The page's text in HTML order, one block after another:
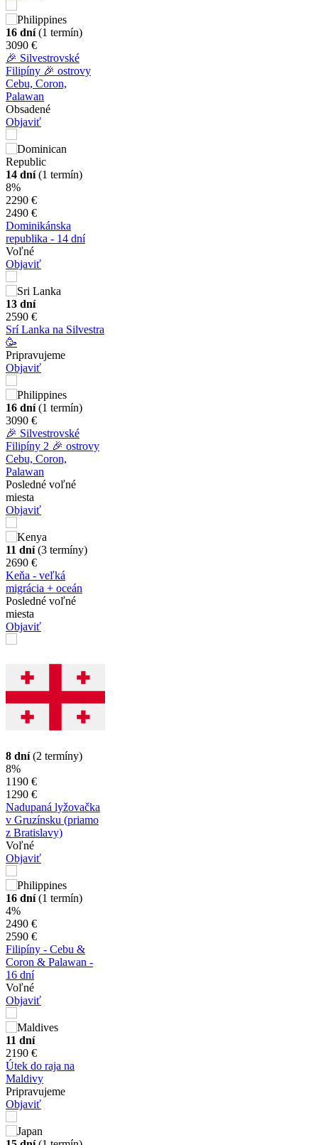
16 dní(1 termín)
3090 €
🎉 Silvestrovské
Filipíny 🎉 ostrovy
Cebu, Coron,
Palawan
Obsadené
Objaviť
14 dní(1 termín)
8%
2290 €
2490 €
Dominikánska
republika - 14 dní
Voľné
Objaviť
13 dní
2590 €
Srí Lanka na Silvestra
🥳
Pripravujeme
Objaviť
16 dní(1 termín)
3090 €
🎉 Silvestrovské
Filipíny 2 🎉 ostrovy
Cebu, Coron,
Palawan
Posledné voľné
miesta
Objaviť
11 dní(3 termíny)
2690 €
Keňa - veľká
migrácia + oceán
Posledné voľné
miesta
Objaviť
8 dní(2 termíny)
8%
1190 €
1290 €
Nadupaná lyžovačka
v Gruzínsku (priamo
z Bratislavy)
Voľné
Objaviť
16 dní(1 termín)
4%
2490 €
2590 €
Filipíny - Cebu &
Coron & Palawan -
16 dní
Voľné
Objaviť
11 dní
2190 €
Útek do raja na
Maldivy
Pripravujeme
Objaviť